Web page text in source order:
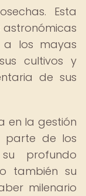
Esta
a los mayas
cultivos y
de sus
en la gestión
parte de los
profundo
también su
milenario